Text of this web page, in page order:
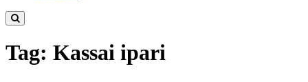
Tag: Kassai ipari